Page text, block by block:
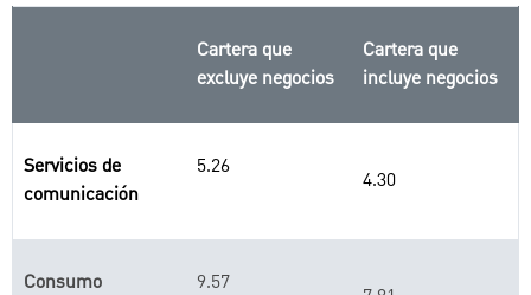
Cartera que
excluye negocios
Cartera que
incluye negocios
Servicios de
comunicación
5.26 4.30
Consumo
9.57